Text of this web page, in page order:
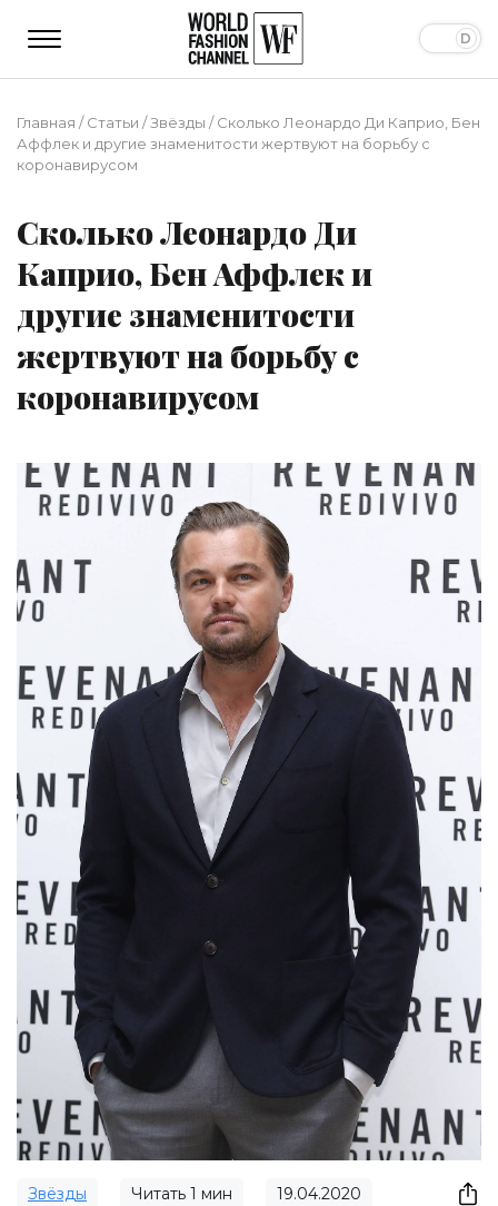
Главная /Статьи /Звёзды /Сколько Леонардо Ди Каприо, Бен
Аффлек и другие знаменитости жертвуют на борьбу с
коронавирусом
Сколько Леонардо Ди
Каприо, Бен Аффлек и
другие знаменитости
жертвуют на борьбу с
коронавирусом
Звёзды Читать 1 мин 19.04.2020